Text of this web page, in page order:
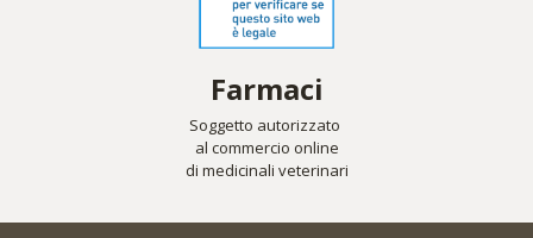
Farmaci
Soggetto autorizzato
al commercio online
di medicinali veterinari